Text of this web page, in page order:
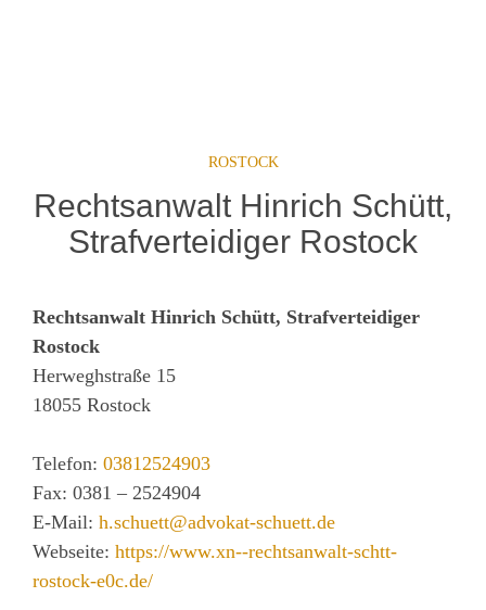
ROSTOCK
Rechtsanwalt Hinrich Schütt,
Strafverteidiger Rostock
Rechtsanwalt Hinrich Schütt, Strafverteidiger
Rostock
Herweghstraße 15
18055 Rostock
Telefon: 03812524903
Fax: 0381 – 2524904
E-Mail: h.schuett@advokat-schuett.de
Webseite: https://www.xn--rechtsanwalt-schtt-
rostock-e0c.de/